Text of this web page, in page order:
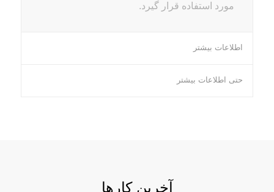
مورد استفاده قرار گیرد.
اطلاعات بیشتر
حتی اطلاعات بیشتر
آخرین کارها